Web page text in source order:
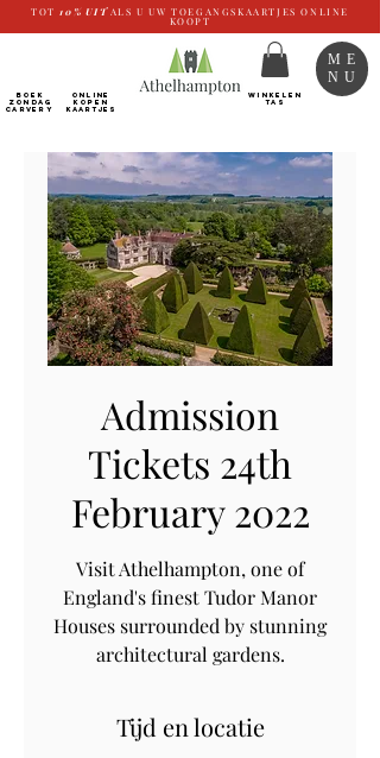
TOT 10% UIT ALS U UW TOEGANGSKAARTJES ONLINE
KOOPT
BOEK
ZONDAG
CARVERY
ONLINE
kopen
Kaartjes
WINKELEN
TAS
ME
NU
Admission
Tickets 24th
February 2022
Visit Athelhampton, one of
England's finest Tudor Manor
Houses surrounded by stunning
architectural gardens.
Tijd en locatie